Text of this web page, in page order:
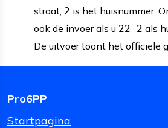
straat, 2 is het huisnummer.
ook de invoer als u 22 2 als
De uitvoer toont het officiële
Pro6PP
Startpagina